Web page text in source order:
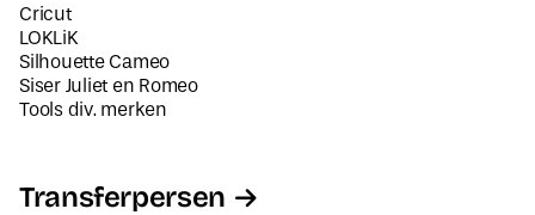
Cricut
LOKLiK
Silhouette Cameo
Siser Juliet en Romeo
Tools div. merken
Transferpersen